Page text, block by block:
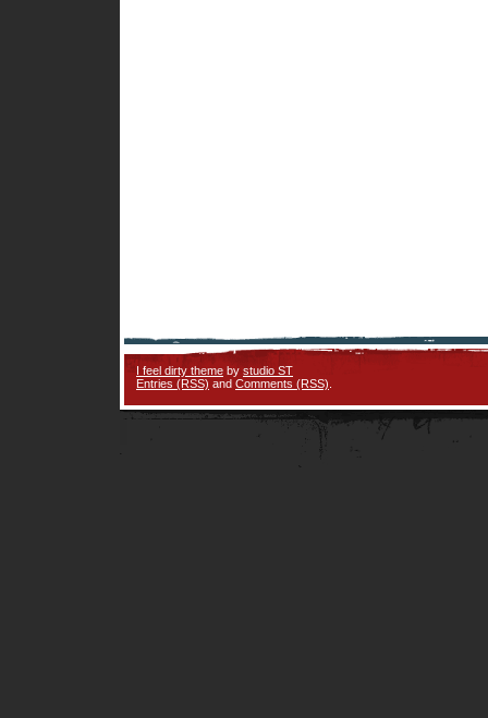
I feel dirty theme by studio ST
Entries (RSS) and Comments (RSS)